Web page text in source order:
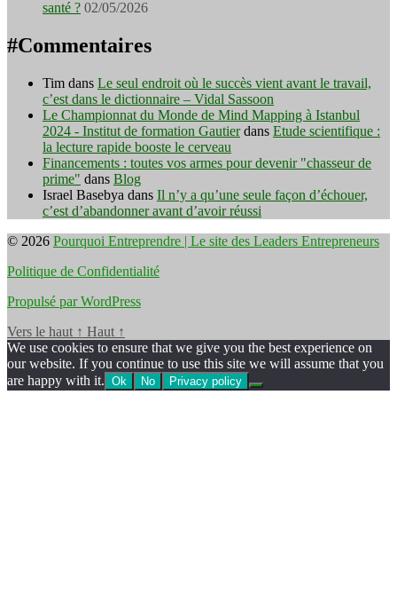
santé ? 02/05/2026
#Commentaires
Tim dans Le seul endroit où le succès vient avant le travail,
c’est dans le dictionnaire – Vidal Sassoon
Le Championnat du Monde de Mind Mapping à Istanbul
2024 - Institut de formation Gautierdans Etude scientifique :
la lecture rapide booste le cerveau
Financements : toutes vos armes pour devenir "chasseur de
prime" dans Blog
Israel Basebya dans Il n’y a qu’une seule façon d’échouer,
c’est d’abandonner avant d’avoir réussi
© 2026 Pourquoi Entreprendre | Le site des Leaders Entrepreneurs
Politique de Confidentialité
Propulsé par WordPress
Vers le haut ↑ Haut ↑
We use cookies to ensure that we give you the best experience on
our website. If you continue to use this site we will assume that you
are happy with it. Ok No Privacy policy